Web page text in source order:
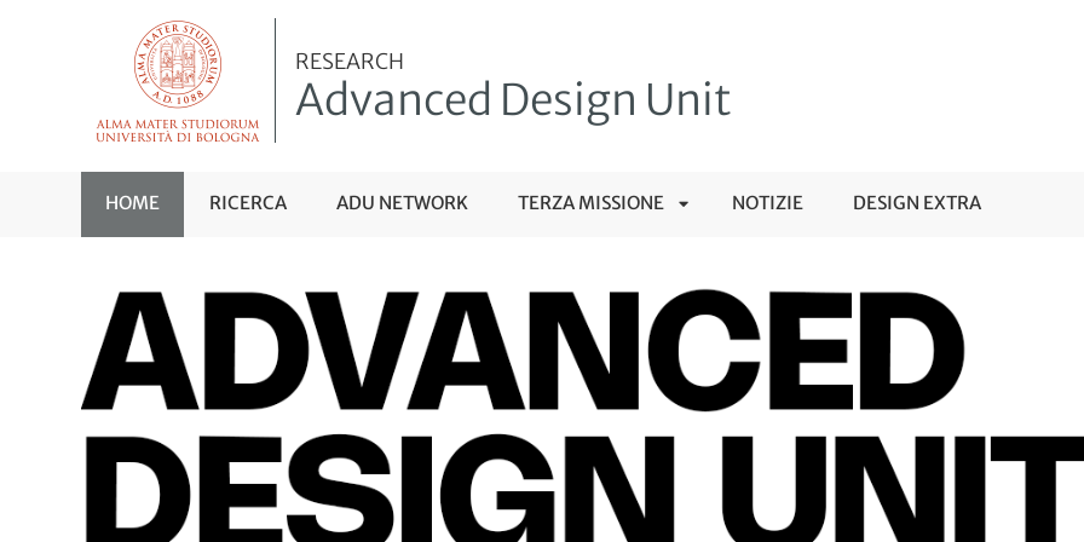
RESEARCH
Advanced Design Unit
HOME RICERCA ADU NETWORK TERZA MISSIONE
SOTTOMENÙ
NOTIZIE DESIGN EXTRA